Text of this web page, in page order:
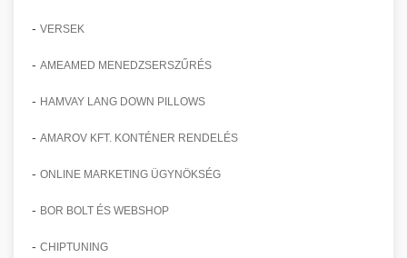
- VERSEK
- AMEAMED MENEDZSERSZŰRÉS
- HAMVAY LANG DOWN PILLOWS
- AMAROV KFT. KONTÉNER RENDELÉS
- ONLINE MARKETING ÜGYNÖKSÉG
- BOR BOLT ÉS WEBSHOP
- CHIPTUNING